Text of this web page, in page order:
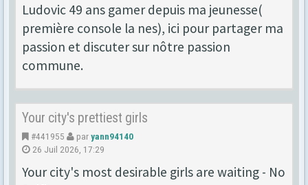
Ludovic 49 ans gamer depuis ma jeunesse(
première console la nes), ici pour partager ma
passion et discuter sur nôtre passion
commune.
Your city's prettiest girls
#441955 paryann94140
26 Juil 2026, 17:29
Your city's most desirable girls are waiting - No